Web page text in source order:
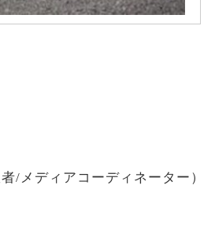
/メディアコーディネーター）